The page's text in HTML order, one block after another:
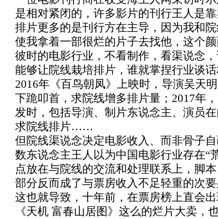
是相对紧闭的，许多影片的刊行王人是
排片更多的是刊行方在主导，因为我和
使我拿着一部很烂的片子去找他，这个
彼时的电影行业，不看制作，看渠说念
能够让院线栽培排片，谁就掌捏行业谈
2016年《百鸟朝凤》上映时，导演吴天
下跪叩首，求院线增多排片量；2017年
发时，包括导演、制片东说念主、演员
求院线排片……
但院线渠说念决定电影收入、而非骨子
数东说念主王人以为中国电影行业存在
点放在与院线的交流和处理联系上，脚
部分反而成了与票房收入不足轻重的次
这也就导致，十年前，在票房榜上直会
《天机 富春山居图》这么的烂片大卖，